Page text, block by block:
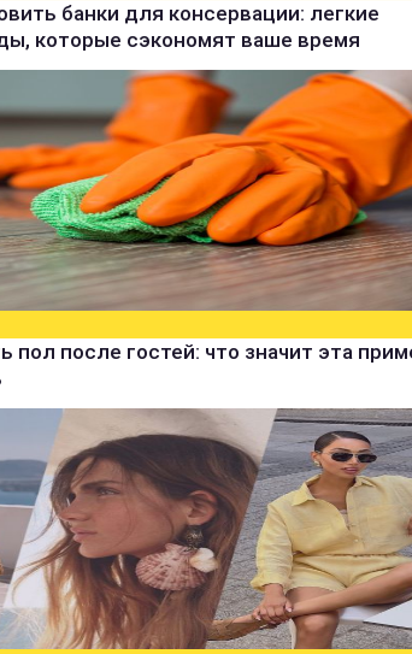
банки для консервации: легкие
которые сэкономят ваше время
пол после гостей: что значит эта